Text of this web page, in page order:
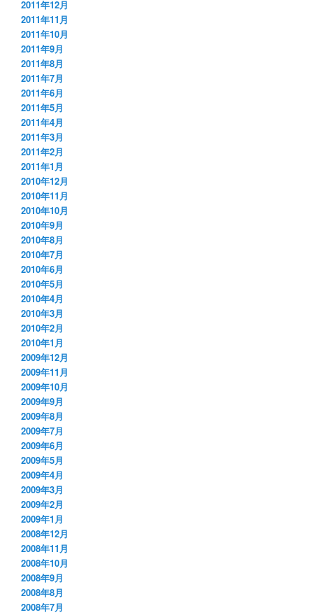
2011年12月
2011年11月
2011年10月
2011年9月
2011年8月
2011年7月
2011年6月
2011年5月
2011年4月
2011年3月
2011年2月
2011年1月
2010年12月
2010年11月
2010年10月
2010年9月
2010年8月
2010年7月
2010年6月
2010年5月
2010年4月
2010年3月
2010年2月
2010年1月
2009年12月
2009年11月
2009年10月
2009年9月
2009年8月
2009年7月
2009年6月
2009年5月
2009年4月
2009年3月
2009年2月
2009年1月
2008年12月
2008年11月
2008年10月
2008年9月
2008年8月
2008年7月